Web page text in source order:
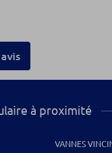
à proximité
VANNES